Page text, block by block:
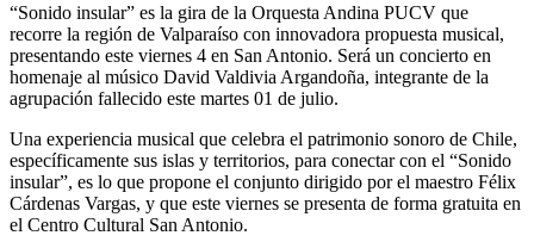
“Sonido insular” es la gira de la Orquesta Andina PUCV que
recorre la región de Valparaíso con innovadora propuesta musical,
presentando este viernes 4 en San Antonio. Será un concierto en
homenaje al músico David Valdivia Argandoña, integrante de la
agrupación fallecido este martes 01 de julio.
Una experiencia musical que celebra el patrimonio sonoro de Chile,
específicamente sus islas y territorios, para conectar con el “Sonido
insular”, es lo que propone el conjunto dirigido por el maestro Félix
Cárdenas Vargas, y que este viernes se presenta de forma gratuita en
el Centro Cultural San Antonio.